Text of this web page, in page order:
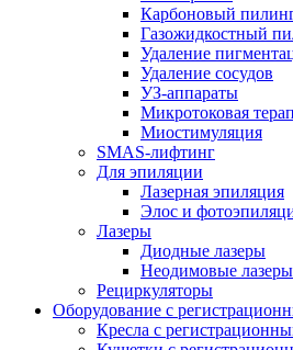
Карбоновый
Газожидкостный
Удаление
Удаление сосудов
УЗ-аппараты
Микротоковая
Миостимуляция
SMAS-лифтинг
Для эпиляции
Лазерная эпиляция
Элос и
Лазеры
Диодные лазеры
Неодимовые лазеры
Рециркуляторы
Оборудование с
Кресла с